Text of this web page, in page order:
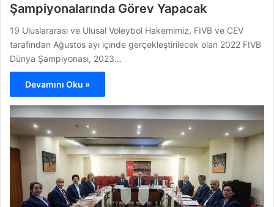
Şampiyonalarında Görev Yapacak
19 Uluslararası ve Ulusal Voleybol Hakemimiz, FIVB ve CEV
tarafından Ağustos ayı içinde gerçekleştirilecek olan 2022 FIVB
Dünya Şampiyonası, 2023…
Devamını Oku »